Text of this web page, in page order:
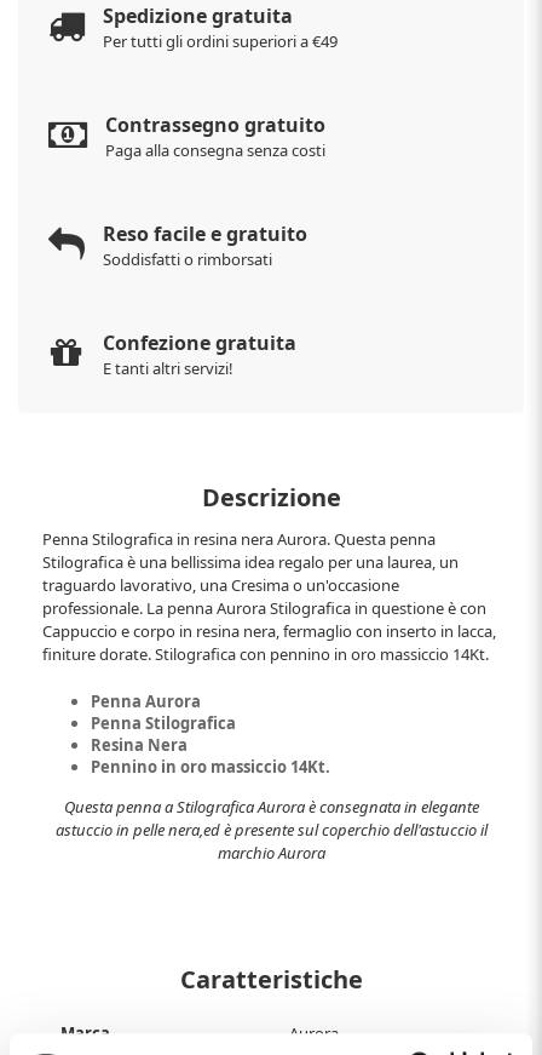
Spedizione gratuita
Per tutti gli ordini superiori a €49
Contrassegno gratuito
Paga alla consegna senza costi
Reso facile e gratuito
Soddisfatti o rimborsati
Confezione gratuita
E tanti altri servizi!
Descrizione
Penna Stilografica in resina nera Aurora. Questa penna
Stilografica è una bellissima idea regalo per una laurea, un
traguardo lavorativo, una Cresima o un'occasione
professionale. La penna Aurora Stilografica in questione è con
Cappuccio e corpo in resina nera, fermaglio con inserto in lacca,
finiture dorate. Stilografica con pennino in oro massiccio 14Kt.
Penna Aurora
Penna Stilografica
Resina Nera
Pennino in oro massiccio 14Kt.
Questa penna a Stilografica Aurora è consegnata in elegante
astuccio in pelle nera,ed è presente sul coperchio dell'astuccio il
marchio Aurora
Caratteristiche
Marca Aurora